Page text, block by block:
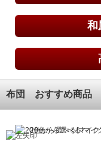
和
布団 おすすめ商品
20色から選べる!マイ